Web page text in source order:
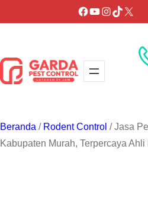
ke
Facebook
YouTube
Instagram
TikTok
X
Beranda / Rodent Control / Jasa
Kabupaten Murah, Terpercaya Ahli